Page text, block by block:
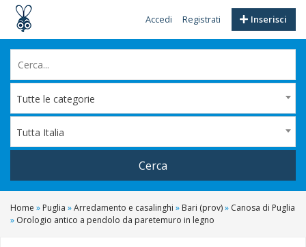
Inserisci
Accedi Registrati
Tutte le categorie
Tutta Italia
Cerca
Home » Puglia »Arredamento e casalinghi » Bari (prov)» Canosa di Puglia
» Orologio antico a pendolo da paretemuro in legno